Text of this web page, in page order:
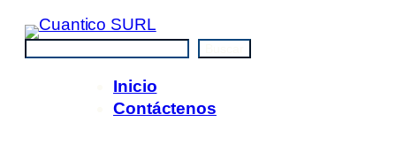
Saltar
contenido
Inicio
Contáctenos